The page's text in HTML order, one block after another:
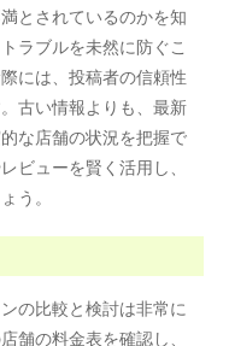
とされているのかを知
ラブルを未然に防ぐこ
には、投稿者の信頼性
古い情報よりも、最新
な店舗の状況を把握で
ビューを賢く活用し、
う。
の比較と検討は非常に
舗の料金表を確認し、